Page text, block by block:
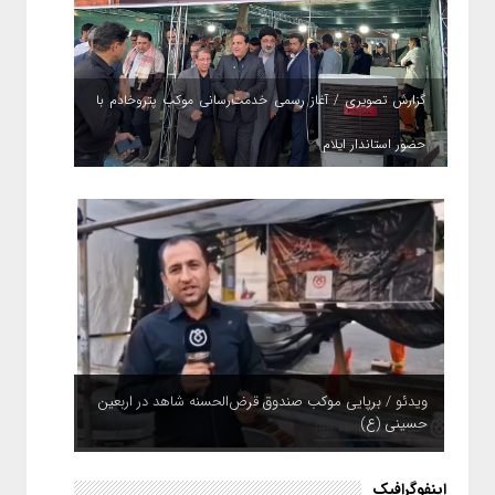
گزارش تصویری / آغاز رسمی خدمت‌رسانی موکب پتروخادم با
حضور استاندار ایلام
ویدئو / برپایی موکب صندوق قرض‌الحسنه شاهد در اربعین
حسینی (ع)
ویدئو / بیمه ایران؛ همپای زائران
اینفوگرافیک